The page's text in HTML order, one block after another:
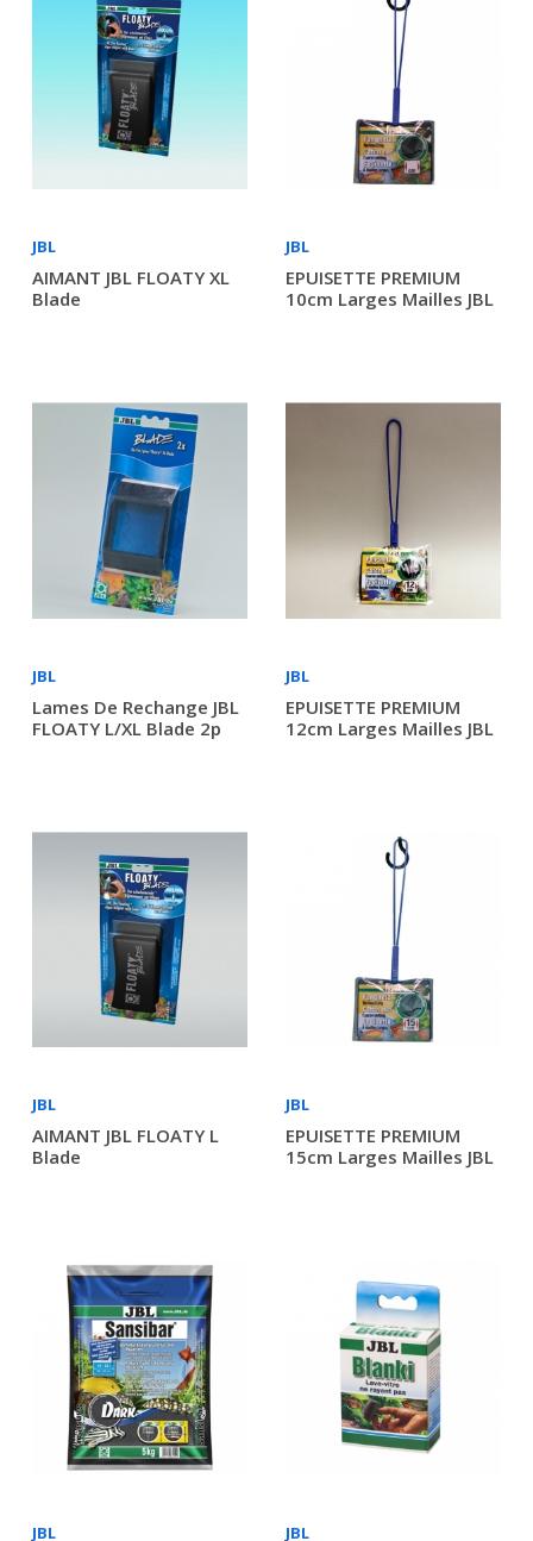
JBL
AIMANT JBL FLOATY XL
Blade
JBL
EPUISETTE PREMIUM
10cm Larges Mailles JBL
JBL
Lames De Rechange JBL
FLOATY L/XL Blade 2p
JBL
EPUISETTE PREMIUM
12cm Larges Mailles JBL
JBL
AIMANT JBL FLOATY L
Blade
JBL
EPUISETTE PREMIUM
15cm Larges Mailles JBL
JBL JBL